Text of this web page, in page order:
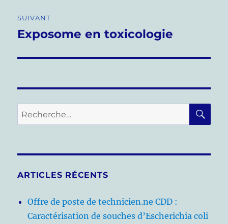
SUIVANT
Publication
Exposome en toxicologie
Recherche
pour :
ARTICLES RÉCENTS
Offre de poste de technicien.ne CDD :
Caractérisation de souches d’Escherichia coli